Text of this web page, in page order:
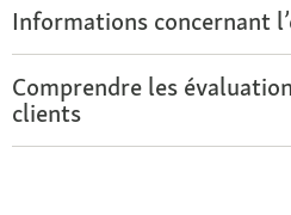
Informations concernant
Comprendre les
clients